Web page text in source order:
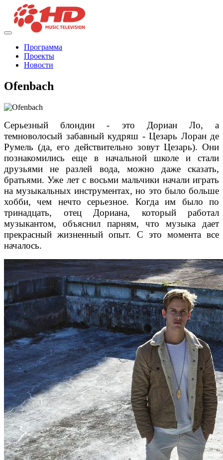
Программа
Проекты
Новости
Ofenbach
Серьезный блондин - это Дориан Ло, а
темноволосый забавный кудряш - Цезарь Лоран де
Румель (да, его действительно зовут Цезарь). Они
познакомились еще в начальной школе и стали
друзьями не разлей вода, можно даже сказать,
братьями. Уже лет с восьми мальчики начали играть
на музыкальных инструментах, но это было больше
хобби, чем нечто серьезное. Когда им было по
тринадцать, отец Дориана, который работал
музыкантом, объяснил парням, что музыка дает
прекрасный жизненный опыт. С это момента все
началось.